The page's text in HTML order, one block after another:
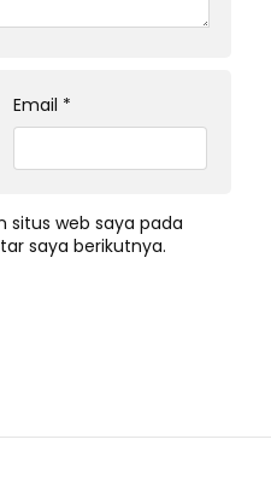
Email *
situs web saya pada
saya berikutnya.